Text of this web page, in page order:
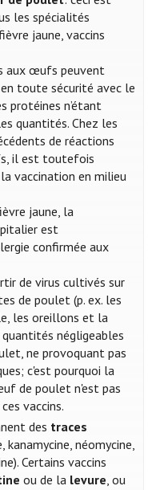
les spécialités
jaune, vaccins
aux œufs peuvent
toute sécurité avec le
protéines n’étant
quantités. Chez les
de réactions
il est toutefois
vaccination en milieu
jaune, la
est
confirmée aux
de virus cultivés sur
de poulet (p. ex. les
les oreillons et la
négligeables
ne provoquant pas
c'est pourquoi la
de poulet n'est pas
vaccins.
des traces
kanamycine, néomycine,
Certains vaccins
ou de la levure, ou